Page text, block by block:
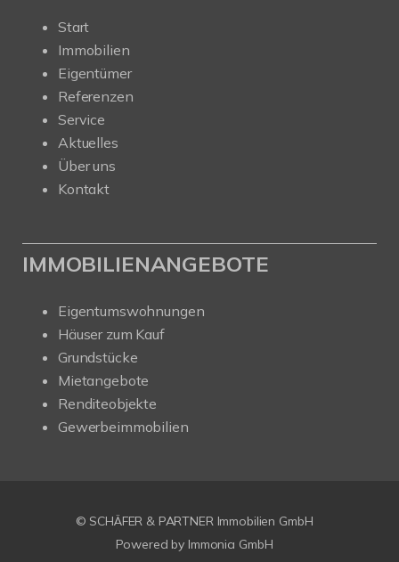
Start
Immobilien
Eigentümer
Referenzen
Service
Aktuelles
Über uns
Kontakt
IMMOBILIENANGEBOTE
Eigentumswohnungen
Häuser zum Kauf
Grundstücke
Mietangebote
Renditeobjekte
Gewerbeimmobilien
© SCHÄFER & PARTNER Immobilien GmbH
Powered by Immonia GmbH